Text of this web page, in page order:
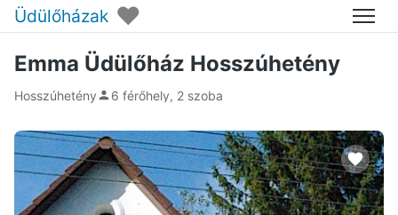
Üdülőházak ♥ Menü
Emma Üdülőház Hosszúhetény
Hosszúhetény 6 férőhely, 2 szoba